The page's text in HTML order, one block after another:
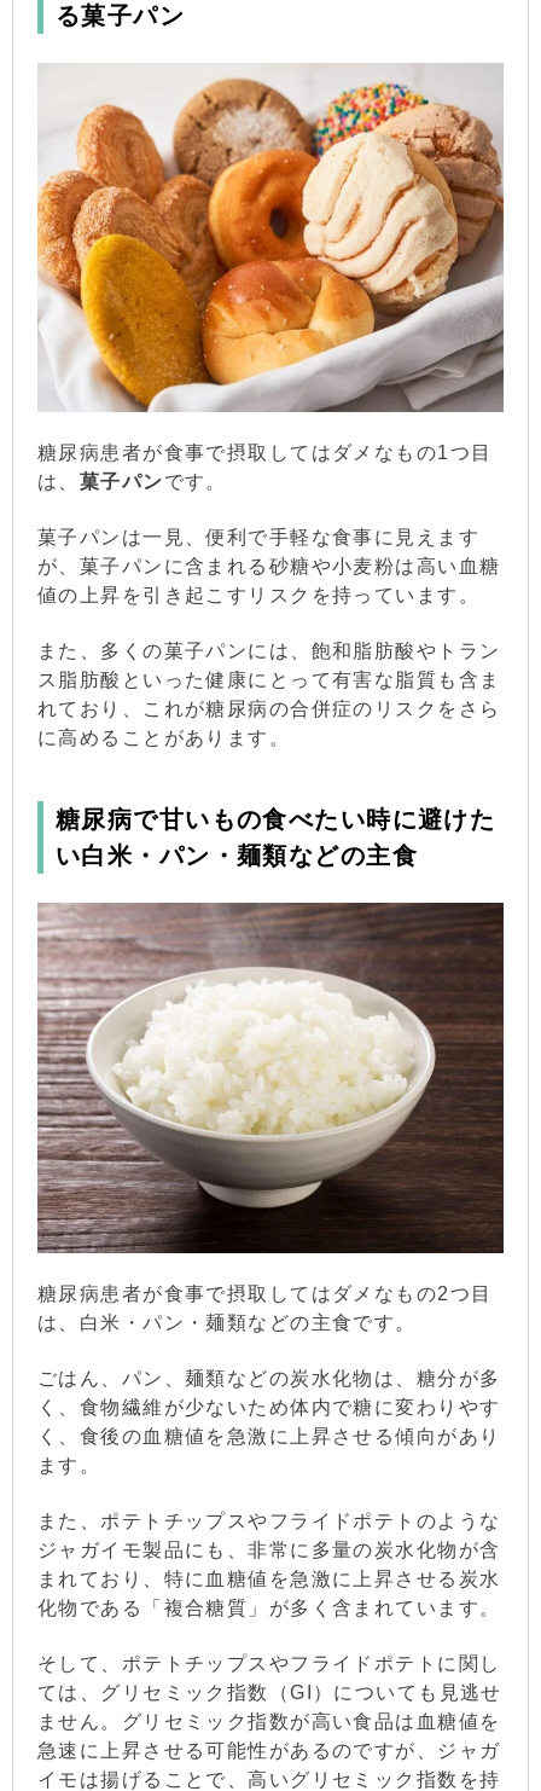
る菓子パン
糖尿病患者が食事で摂取してはダメなもの1つ目
は、 菓子パンです。
菓子パンは一見、便利で手軽な食事に見えます
が、菓子パンに含まれる砂糖や小麦粉は高い血糖
値の上昇を引き起こすリスクを持っています。
また、多くの菓子パンには、飽和脂肪酸やトラン
ス脂肪酸といった健康にとって有害な脂質も含ま
れており、これが糖尿病の合併症のリスクをさら
に高めることがあります。
糖尿病で甘いもの食べたい時に避けた
い白米・パン・麺類などの主食
糖尿病患者が食事で摂取してはダメなもの2つ目
は、 白米・パン・麺類などの主食です。
ごはん、パン、麺類などの炭水化物は、糖分が多
く、食物繊維が少ないため体内で糖に変わりやす
く、食後の血糖値を急激に上昇させる傾向があり
ます。
また、ポテトチップスやフライドポテトのような
ジャガイモ製品にも、非常に多量の炭水化物が含
まれており、特に血糖値を急激に上昇させる炭水
化物である「複合糖質」が多く含まれています。
そして、ポテトチップスやフライドポテトに関し
ては、グリセミック指数（GI）についても見逃せ
ません。グリセミック指数が高い食品は血糖値を
急速に上昇させる可能性があるのですが、ジャガ
イモは揚げることで、高いグリセミック指数を持